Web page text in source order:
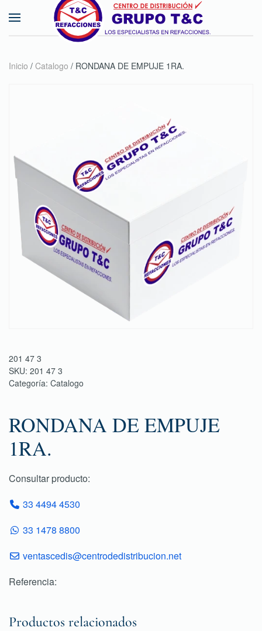
Skip to main content
Inicio / Catalogo / RONDANA DE EMPUJE 1RA.
201 47 3
SKU: 201 47 3
Categoría: Catalogo
RONDANA DE EMPUJE
1RA.
Consultar producto:
33 4494 4530
33 1478 8800
ventascedis@centrodedistribucion.net
Referencia:
Productos relacionados